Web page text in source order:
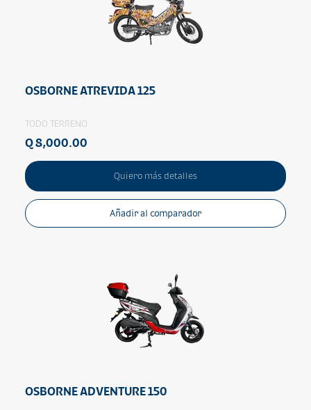
OSBORNE ATREVIDA 125
TODO TERRENO
Q 8,000.00
Quiero más detalles
Añadir al comparador
OSBORNE ADVENTURE 150